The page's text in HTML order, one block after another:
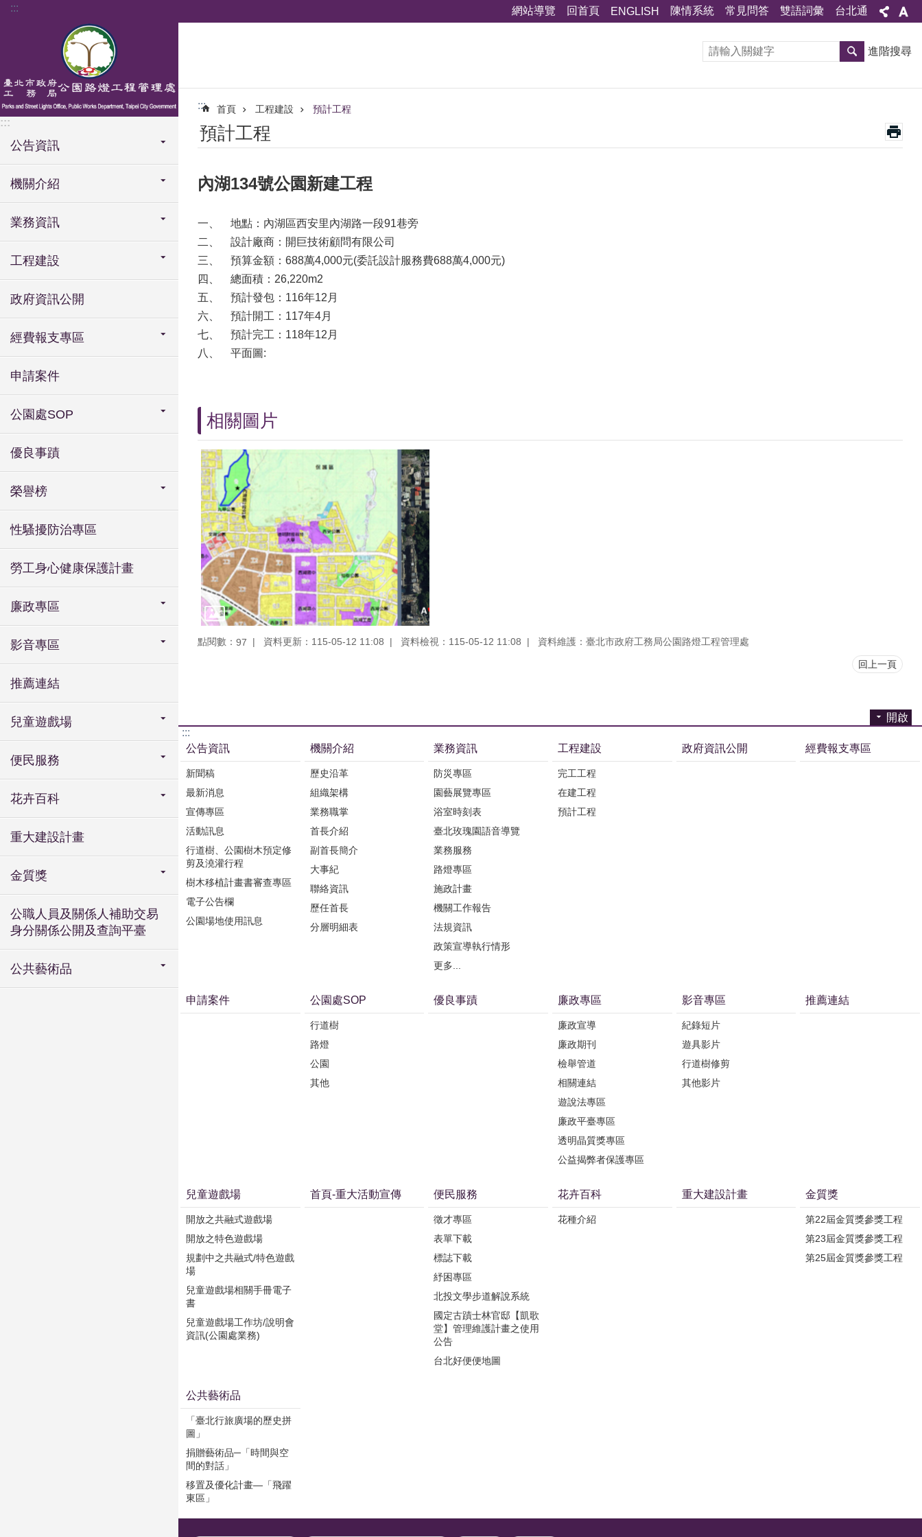
跳到主要內容區塊
::: 網站導覽 回首頁 ENGLISH 陳情系統 常見問答 雙語詞彙 台北通
:::
公告資訊
機關介紹
業務資訊
工程建設
政府資訊公開
經費報支專區
申請案件
公園處SOP
優良事蹟
榮譽榜
性騷擾防治專區
勞工身心健康保護計畫
廉政專區
影音專區
推薦連結
兒童遊戲場
便民服務
花卉百科
重大建設計畫
金質獎
公職人員及關係人補助交易
身分關係公開及查詢平臺
公共藝術品
進階搜尋
::: 首頁 工程建設 預計工程
預計工程
內湖134號公園新建工程
一、
地點：內湖區西安里內湖路一段91巷旁
二、
設計廠商：開巨技術顧問有限公司
三、
預算金額：688萬4,000元(委託設計服務費688萬4,000元)
四、
總面積：26,220m2
五、
預計發包：116年12月
六、
預計開工：117年4月
七、
預計完工：118年12月
八、
平面圖:
相關圖片
點閱數： 97 資料更新：115-05-12 11:08 資料檢視：115-05-12 11:08 資料維護：臺北市政府工務局公園路燈工程管理處
回上一頁
開啟
:::
公告資訊
新聞稿
最新消息
宣傳專區
活動訊息
行道樹、公園樹木預定修
剪及澆灌行程
樹木移植計畫書審查專區
電子公告欄
公園場地使用訊息
機關介紹
歷史沿革
組織架構
業務職掌
首長介紹
副首長簡介
大事紀
聯絡資訊
歷任首長
分層明細表
業務資訊
防災專區
園藝展覽專區
浴室時刻表
臺北玫瑰園語音導覽
業務服務
路燈專區
施政計畫
機關工作報告
法規資訊
政策宣導執行情形
更多...
工程建設
完工工程
在建工程
預計工程
政府資訊公開 經費報支專區
申請案件 公園處SOP
行道樹
路燈
公園
其他
優良事蹟 廉政專區
廉政宣導
廉政期刊
檢舉管道
相關連結
遊說法專區
廉政平臺專區
透明晶質獎專區
公益揭弊者保護專區
影音專區
紀錄短片
遊具影片
行道樹修剪
其他影片
推薦連結
兒童遊戲場
開放之共融式遊戲場
開放之特色遊戲場
規劃中之共融式/特色遊戲
場
兒童遊戲場相關手冊電子
書
兒童遊戲場工作坊/說明會
資訊(公園處業務)
首頁-重大活動宣傳 便民服務
徵才專區
表單下載
標誌下載
紓困專區
北投文學步道解說系統
國定古蹟士林官邸【凱歌
堂】管理維護計畫之使用
公告
台北好便便地圖
花卉百科
花種介紹
重大建設計畫 金質獎
第22屆金質獎參獎工程
第23屆金質獎參獎工程
第25屆金質獎參獎工程
公共藝術品
「臺北行旅廣場的歷史拼
圖」
捐贈藝術品─「時間與空
間的對話」
移置及優化計畫—「飛躍
東區」